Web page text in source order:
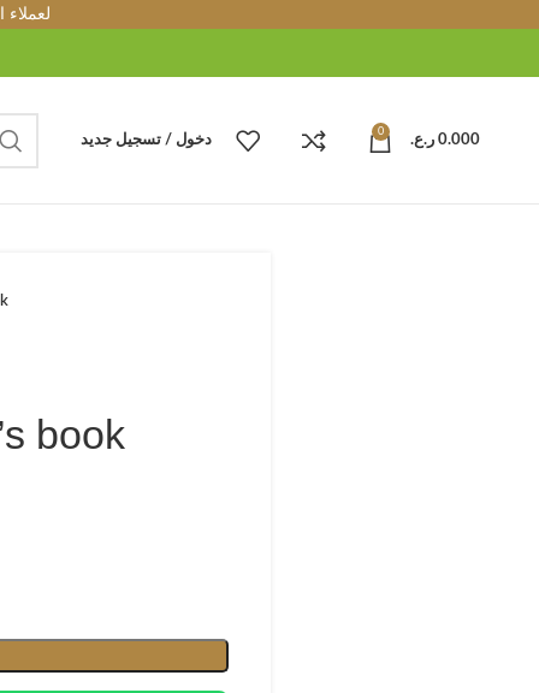
دخول / تسجيل جديد
0
0.000 ر.ع.
book